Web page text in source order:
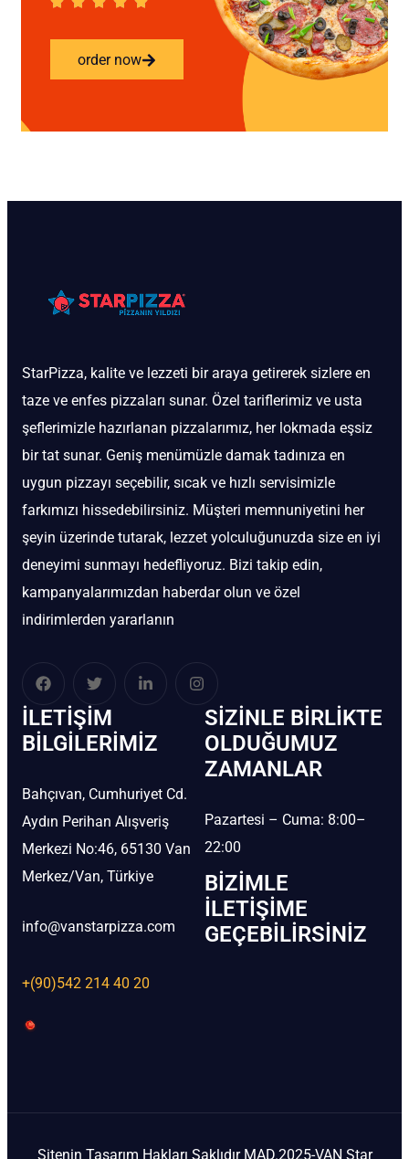
order now
StarPizza, kalite ve lezzeti bir araya getirerek sizlere en
taze ve enfes pizzaları sunar. Özel tariflerimiz ve usta
şeflerimizle hazırlanan pizzalarımız, her lokmada eşsiz
bir tat sunar. Geniş menümüzle damak tadınıza en
uygun pizzayı seçebilir, sıcak ve hızlı servisimizle
farkımızı hissedebilirsiniz. Müşteri memnuniyetini her
şeyin üzerinde tutarak, lezzet yolculuğunuzda size en iyi
deneyimi sunmayı hedefliyoruz. Bizi takip edin,
kampanyalarımızdan haberdar olun ve özel
indirimlerden yararlanın
İLETIŞIM
BİLGILERIMIZ
Bahçıvan, Cumhuriyet Cd.
Aydın Perihan Alışveriş
Merkezi No:46, 65130 Van
Merkez/Van, Türkiye
info@vanstarpizza.com
+(90)542 214 40 20
SIZINLE BIRLIKTE
OLDUĞUMUZ
ZAMANLAR
Pazartesi – Cuma: 8:00–
22:00
BIZIMLE
İLETIŞIME
GEÇEBILIRSINIZ
Sitenin Tasarım Hakları Saklıdır MAD.2025-VAN Star